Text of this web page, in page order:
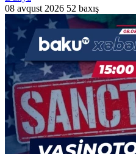
08 avqust 2026 52 baxış